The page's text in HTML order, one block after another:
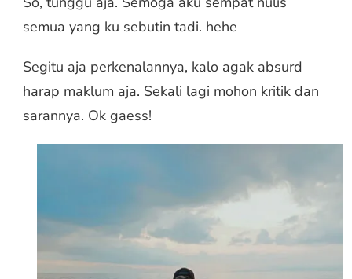
semua yang ku sebutin tadi. hehe
Segitu aja perkenalannya, kalo agak absurd
harap maklum aja. Sekali lagi mohon kritik dan
sarannya. Ok gaess!